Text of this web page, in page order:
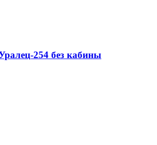
254 без кабины